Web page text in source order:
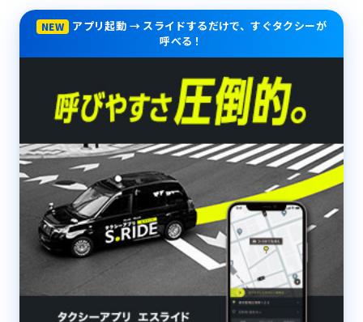
NEW
アプリ起動 → スライドするだけで、すぐタクシーが
呼べる！